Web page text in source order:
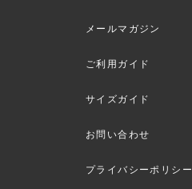
メールマガジン
ご利用ガイド
サイズガイド
お問い合わせ
プライバシーポリシー